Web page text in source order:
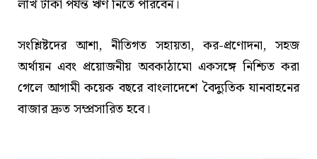
লাখ টাকা পর্যন্ত ঋণ নিতে পারবেন।
সংশ্লিষ্টদের আশা, নীতিগত সহায়তা, কর-প্রণোদনা, সহজ
অর্থায়ন এবং প্রয়োজনীয় অবকাঠামো একসঙ্গে নিশ্চিত করা
গেলে আগামী কয়েক বছরে বাংলাদেশে বৈদ্যুতিক যানবাহনের
বাজার দ্রুত সম্প্রসারিত হবে।